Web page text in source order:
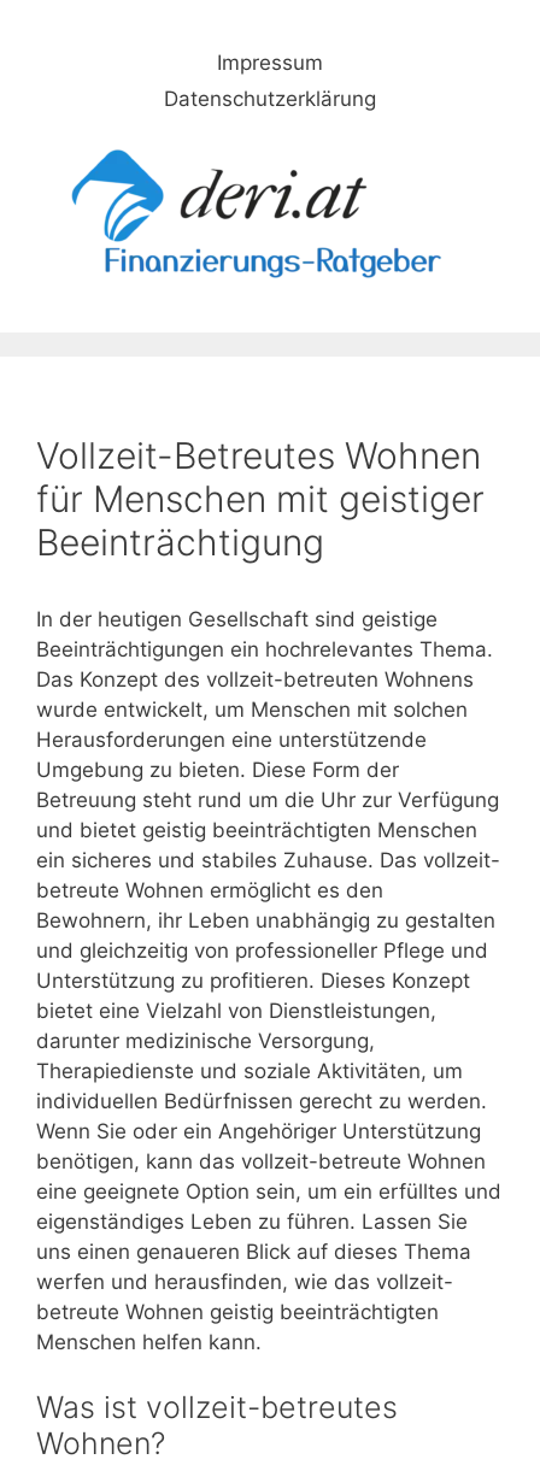
Impressum
Datenschutzerklärung
Vollzeit-Betreutes Wohnen
für Menschen mit geistiger
Beeinträchtigung
In der heutigen Gesellschaft sind geistige
Beeinträchtigungen ein hochrelevantes Thema.
Das Konzept des vollzeit-betreuten Wohnens
wurde entwickelt, um Menschen mit solchen
Herausforderungen eine unterstützende
Umgebung zu bieten. Diese Form der
Betreuung steht rund um die Uhr zur Verfügung
und bietet geistig beeinträchtigten Menschen
ein sicheres und stabiles Zuhause. Das vollzeit-
betreute Wohnen ermöglicht es den
Bewohnern, ihr Leben unabhängig zu gestalten
und gleichzeitig von professioneller Pflege und
Unterstützung zu profitieren. Dieses Konzept
bietet eine Vielzahl von Dienstleistungen,
darunter medizinische Versorgung,
Therapiedienste und soziale Aktivitäten, um
individuellen Bedürfnissen gerecht zu werden.
Wenn Sie oder ein Angehöriger Unterstützung
benötigen, kann das vollzeit-betreute Wohnen
eine geeignete Option sein, um ein erfülltes und
eigenständiges Leben zu führen. Lassen Sie
uns einen genaueren Blick auf dieses Thema
werfen und herausfinden, wie das vollzeit-
betreute Wohnen geistig beeinträchtigten
Menschen helfen kann.
Was ist vollzeit-betreutes
Wohnen?